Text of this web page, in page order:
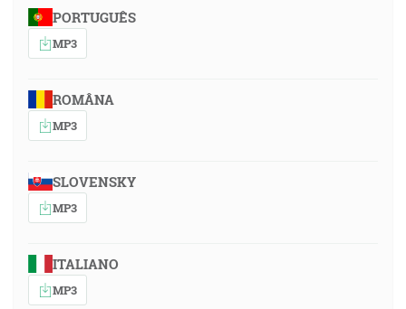
PORTUGUÊS
MP3
ROMÂNA
MP3
SLOVENSKY
MP3
ITALIANO
MP3